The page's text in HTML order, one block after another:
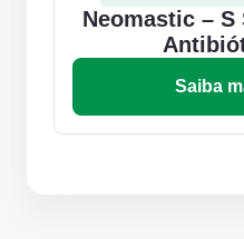
Neomastic – S
Saiba